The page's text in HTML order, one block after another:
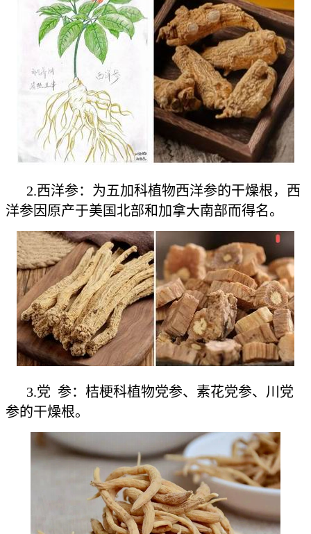
2.西洋参：为五加科植物西洋参的干燥根，西
洋参因原产于美国北部和加拿大南部而得名。
3.党 参：桔梗科植物党参、素花党参、川党
参的干燥根。